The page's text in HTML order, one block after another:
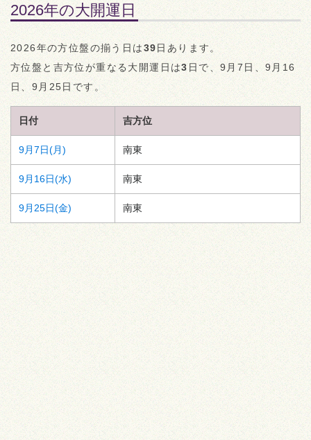
2026年の大開運日
2026年の方位盤の揃う日は39日あります。
方位盤と吉方位が重なる大開運日は3 日で、9月7日、9月16
日、9月25日です。
日付 吉方位
9月7日(月) 南東
9月16日(水) 南東
9月25日(金) 南東